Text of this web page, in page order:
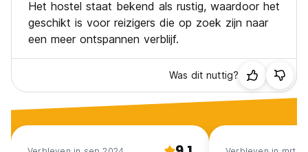
Het hostel staat bekend als rustig, waardoor het
geschikt is voor reizigers die op zoek zijn naar
een meer ontspannen verblijf.
Was dit nuttig?